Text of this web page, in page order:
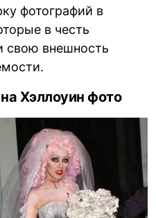
фотографий в
в честь
свою внешность
Хэллоуин фото